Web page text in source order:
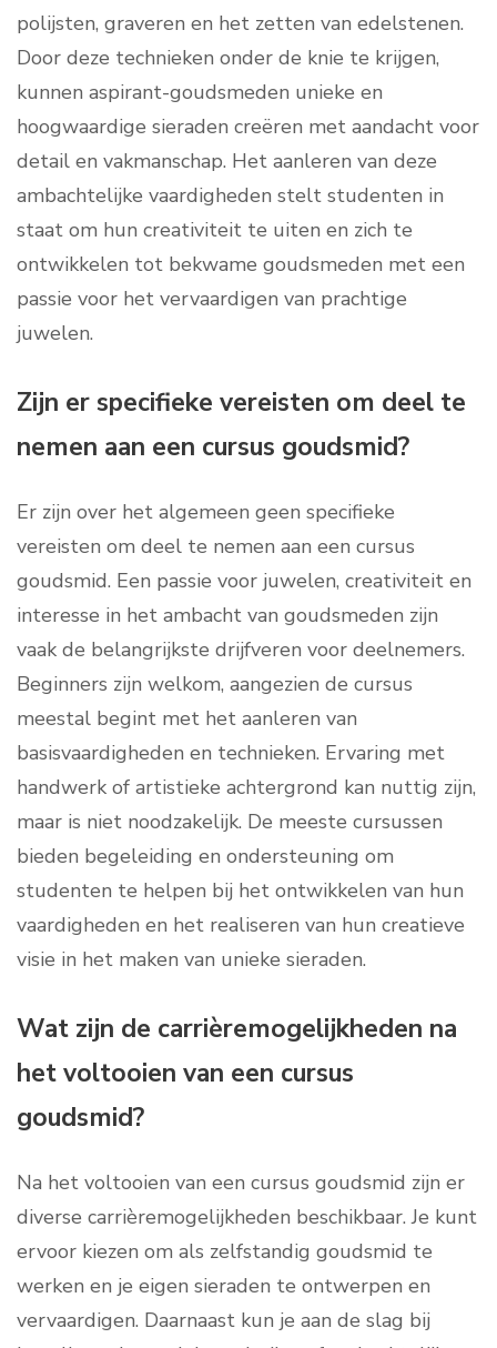
polijsten, graveren en het zetten van edelstenen.
Door deze technieken onder de knie te krijgen,
kunnen aspirant-goudsmeden unieke en
hoogwaardige sieraden creëren met aandacht voor
detail en vakmanschap. Het aanleren van deze
ambachtelijke vaardigheden stelt studenten in
staat om hun creativiteit te uiten en zich te
ontwikkelen tot bekwame goudsmeden met een
passie voor het vervaardigen van prachtige
juwelen.
Zijn er specifieke vereisten om deel te
nemen aan een cursus goudsmid?
Er zijn over het algemeen geen specifieke
vereisten om deel te nemen aan een cursus
goudsmid. Een passie voor juwelen, creativiteit en
interesse in het ambacht van goudsmeden zijn
vaak de belangrijkste drijfveren voor deelnemers.
Beginners zijn welkom, aangezien de cursus
meestal begint met het aanleren van
basisvaardigheden en technieken. Ervaring met
handwerk of artistieke achtergrond kan nuttig zijn,
maar is niet noodzakelijk. De meeste cursussen
bieden begeleiding en ondersteuning om
studenten te helpen bij het ontwikkelen van hun
vaardigheden en het realiseren van hun creatieve
visie in het maken van unieke sieraden.
Wat zijn de carrièremogelijkheden na
het voltooien van een cursus
goudsmid?
Na het voltooien van een cursus goudsmid zijn er
diverse carrièremogelijkheden beschikbaar. Je kunt
ervoor kiezen om als zelfstandig goudsmid te
werken en je eigen sieraden te ontwerpen en
vervaardigen. Daarnaast kun je aan de slag bij